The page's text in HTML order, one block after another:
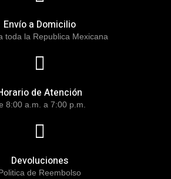
Envío a Domicilio
toda la Republica Mexicana
de Atención
8:00 a.m. a 7:00 p.m.
Devoluciones
de Reembolso